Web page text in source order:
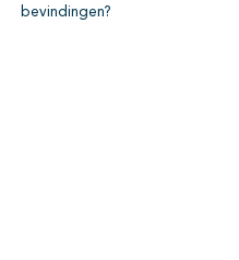
bevindingen?